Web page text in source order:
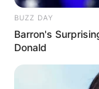
BUZZ DAY
Barron's
Donald